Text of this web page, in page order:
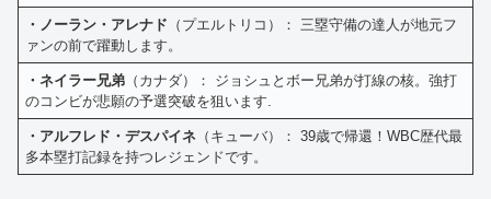
・ノーラン・アレナド （プエルトリコ）： 三塁守備の達人が地元フ
ァンの前で躍動します。
・ネイラー兄弟 （カナダ）： ジョシュとボー兄弟が打線の核。強打
のコンビが悲願の予選突破を狙います.
・アルフレド・デスパイネ （キューバ）： 39歳で帰還！WBC歴代最
多本塁打記録を持つレジェンドです。